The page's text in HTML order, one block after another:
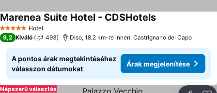
5 KategóriaHotel
Marenea Suite Hotel - CDSHotelsÁrak
9,2 Kiváló 493 Diso, 18.2 km-re innen: Castrignano del Capo
A pontos árak megtekintéséhez
válasszon dátumokat
Árak megjelenítése
Népszerű választás